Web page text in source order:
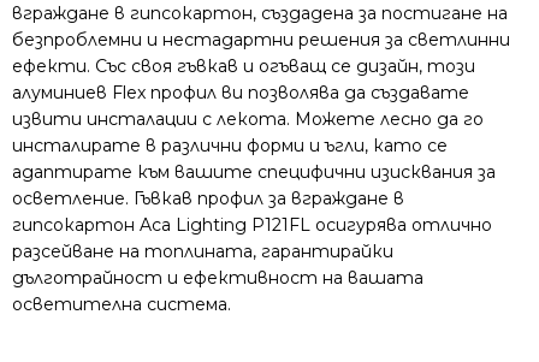
вграждане в гипсокартон, създадена за постигане на
безпроблемни и нестадартни решения за светлинни
ефекти. Със своя гъвкав и огъващ се дизайн, този
алуминиев Flex профил ви позволява да създавате
извити инсталации с лекота. Можете лесно да го
инсталирате в различни форми и ъгли, като се
адаптирате към вашите специфични изисквания за
осветление. Гъвкав профил за вграждане в
гипсокартон Aca Lighting P121FL осигурява отлично
разсейване на топлината, гарантирайки
дълготрайност и ефективност на вашата
осветителна система.